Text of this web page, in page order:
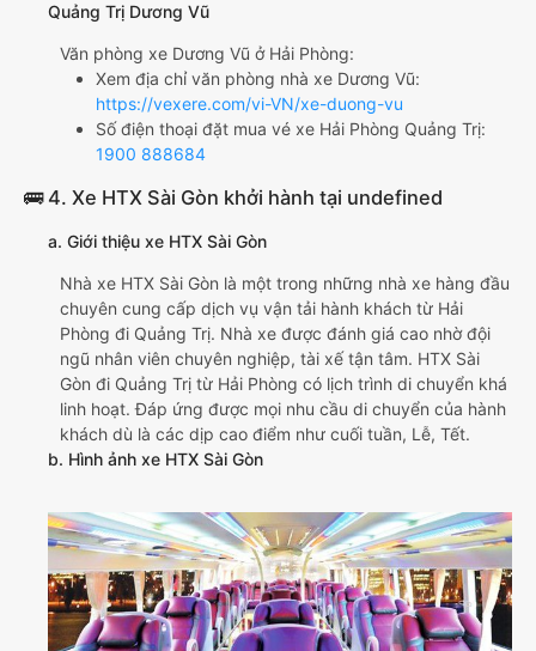
Quảng Trị Dương Vũ
Văn phòng xe Dương Vũ ở Hải Phòng:
Xem địa chỉ văn phòng nhà xe Dương Vũ:
https://vexere.com/vi-VN/xe-duong-vu
Số điện thoại đặt mua vé xe Hải Phòng Quảng Trị:
1900 888684
🚌 4. Xe HTX Sài Gòn khởi hành tại undefined
a. Giới thiệu xe HTX Sài Gòn
Nhà xe HTX Sài Gòn là một trong những nhà xe hàng đầu
chuyên cung cấp dịch vụ vận tải hành khách từ Hải
Phòng đi Quảng Trị. Nhà xe được đánh giá cao nhờ đội
ngũ nhân viên chuyên nghiệp, tài xế tận tâm. HTX Sài
Gòn đi Quảng Trị từ Hải Phòng có lịch trình di chuyển khá
linh hoạt. Đáp ứng được mọi nhu cầu di chuyển của hành
khách dù là các dịp cao điểm như cuối tuần, Lễ, Tết.
b. Hình ảnh xe HTX Sài Gòn